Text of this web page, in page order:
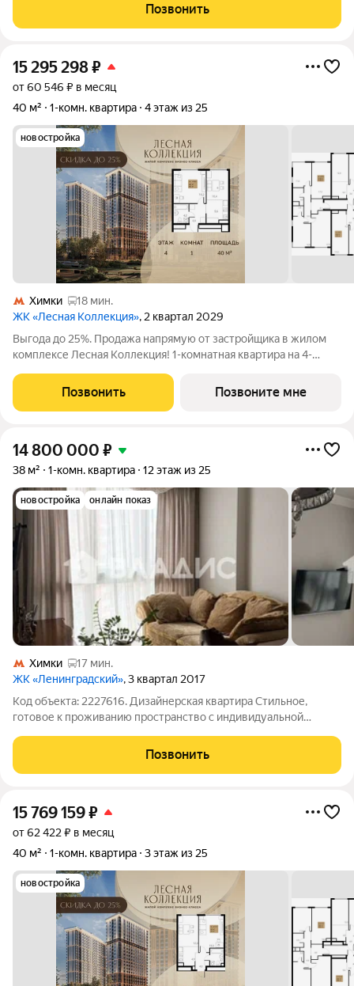
замена окон, батарей. Межкомнатные двери деревянные. Сан/
узлы выложены мозаичным камнем.
Позвонить
15 295 298₽
от 60 546 ₽ в месяц
40 м²
1-комн. квартира 4 этаж из 25
новостройка
Химки
18 мин.
ЖК «Лесная Коллекция», 2 квартал 2029
Выгода до 25%. Продажа напрямую от застройщика в жилом
комплексе Лесная Коллекция! 1-комнатная квартира на 4-
жилой комплекс для тех, кто хочет жить в комфортной
городской среде и при этом быть
Позвонить Позвоните мне
14 800 000 ₽
38 м² 1-комн. квартира 12 этаж из 25
новостройка онлайн показ
Химки
17 мин.
ЖК «Ленинградский», 3 квартал 2017
Код объекта: 2227616. Дизайнерская квартира Стильное,
готовое к проживанию пространство с индивидуальной
Главные плюсы: - Итальянский массив дуба: межкомнатные
двери, обеденный стол и консоль
Позвонить
15 769 159₽
от 62 422 ₽ в месяц
40 м²
1-комн. квартира 3 этаж из 25
новостройка